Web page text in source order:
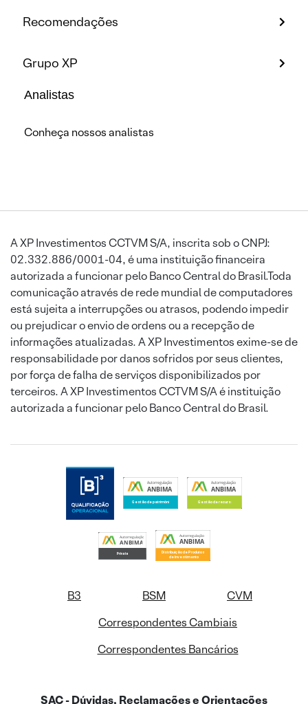
Recomendações
Grupo XP
Analistas
Conheça nossos analistas
A XP Investimentos CCTVM S/A, inscrita sob o CNPJ:
02.332.886/0001-04, é uma instituição financeira
autorizada a funcionar pelo Banco Central do Brasil.Toda
comunicação através de rede mundial de computadores
está sujeita a interrupções ou atrasos, podendo impedir
ou prejudicar o envio de ordens ou a recepção de
informações atualizadas. A XP Investimentos exime-se de
responsabilidade por danos sofridos por seus clientes,
por força de falha de serviços disponibilizados por
terceiros. A XP Investimentos CCTVM S/A é instituição
autorizada a funcionar pelo Banco Central do Brasil.
B3 BSM
CVM
Correspondentes Cambiais
Correspondentes Bancários
SAC - Dúvidas, Reclamações e Orientações